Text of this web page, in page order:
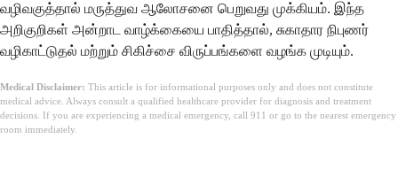
வழிவகுத்தால் மருத்துவ ஆலோசனை பெறுவது முக்கியம். இந்த
அறிகுறிகள் அன்றாட வாழ்க்கையை பாதித்தால், சுகாதார நிபுணர்
வழிகாட்டுதல் மற்றும் சிகிச்சை விருப்பங்களை வழங்க முடியும்.
Medical Disclaimer: This article is for informational purposes only and does not constitute
medical advice. Always consult a qualified healthcare provider for diagnosis and treatment
decisions. If you are experiencing a medical emergency, call 911 or go to the nearest emergency
room immediately.